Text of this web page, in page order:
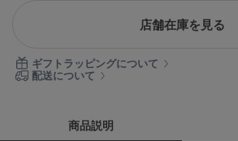
Calvin Klein
カルバン・クライン
セルフォード
店舗在庫を見る
ギフトラッピングについて
配送について
商品説明